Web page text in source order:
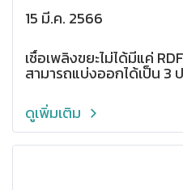
15 มี.ค. 2566
เชื้อเพลิงขยะไม่ได้มีแค่
สามารถแบ่งออกได้เป็น 3
ดูเพิ่มเติม